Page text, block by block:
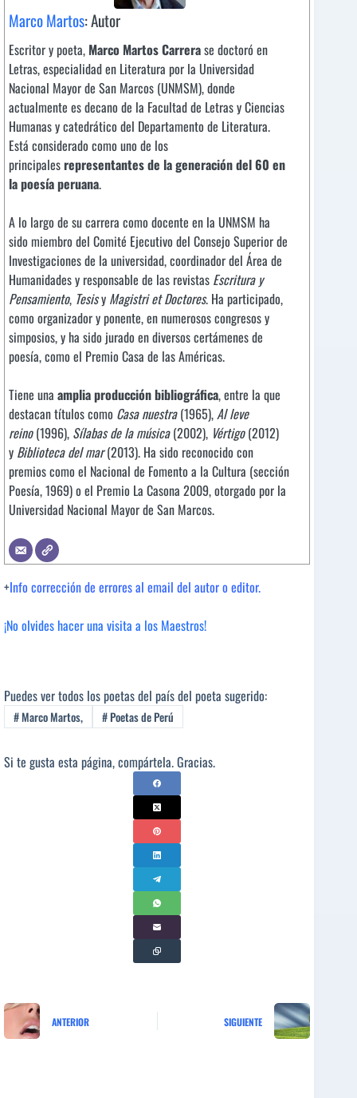
Marco Martos: Autor
Escritor y poeta, Marco Martos Carrerase doctoró en
Letras, especialidad en Literatura por la Universidad
Nacional Mayor de San Marcos (UNMSM), donde
actualmente es decano de la Facultad de Letras y Ciencias
Humanas y catedrático del Departamento de Literatura.
Está considerado como uno de los
principalesrepresentantes de la generación del 60 en
la poesía peruana.
A lo largo de su carrera como docente en la UNMSM ha
sido miembro del Comité Ejecutivo del Consejo Superior de
Investigaciones de la universidad, coordinador del Área de
Humanidades y responsable de las revistas Escritura y
Pensamiento, Tesisy Magistri et Doctores. Ha participado,
como organizador y ponente, en numerosos congresos y
simposios, y ha sido jurado en diversos certámenes de
poesía, como el Premio Casa de las Américas.
Tiene una amplia producción bibliográfica, entre la que
destacan títulos como Casa nuestra(1965), Al leve
reino(1996), Sílabas de la música(2002), Vértigo(2012)
y Biblioteca del mar(2013). Ha sido reconocido con
premios como el Nacional de Fomento a la Cultura (sección
Poesía, 1969) o el Premio La Casona 2009, otorgado por la
Universidad Nacional Mayor de San Marcos.
+Info corrección de errores al email del autor o editor.
¡No olvides hacer una visita a los Maestros!
Puedes ver todos los poetas del país del poeta sugerido:
#Marco Martos, #Poetas de Perú
Si te gusta esta página, compártela. Gracias.
ANTERIOR SIGUIENTE